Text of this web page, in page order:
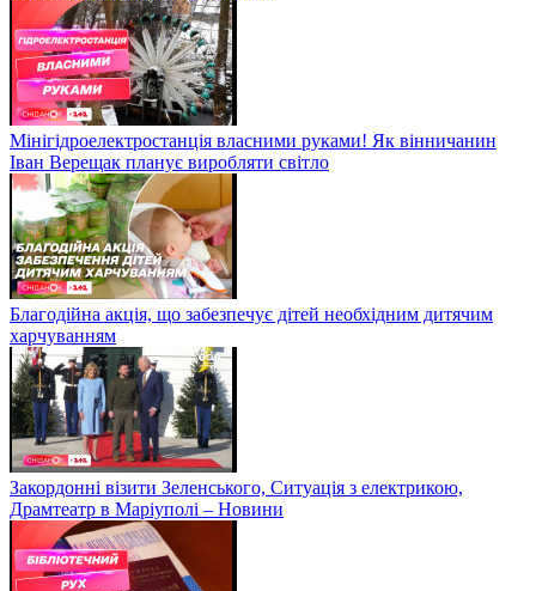
Мінігідроелектростанція власними руками! Як вінничанин
Іван Верещак планує виробляти світло
Благодійна акція, що забезпечує дітей необхідним дитячим
харчуванням
Закордонні візити Зеленського, Ситуація з електрикою,
Драмтеатр в Маріуполі – Новини